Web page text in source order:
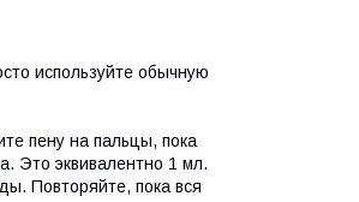
используйте обычную
пену на пальцы, пока
Это эквивалентно 1 мл.
Повторяйте, пока вся